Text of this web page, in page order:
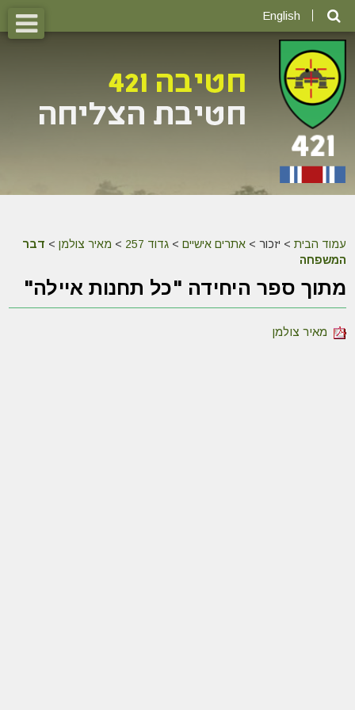
English
עמוד הבית > יזכור >אתרים אישיים >גדוד 257 > מאיר צולמן > דבר
המשפחה
מתוך ספר היחידה "כל תחנות איילה"
מאיר צולמן